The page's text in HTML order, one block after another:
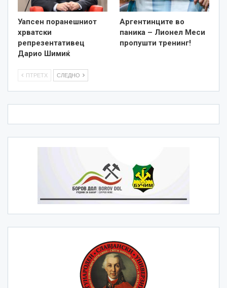
Уапсен поранешниот
хрватски
репрезентативец
Дарио Шимиќ
Аргентинците во
паника – Лионел Меси
пропушти тренинг!
ПТРЕТХ СЛЕДНО